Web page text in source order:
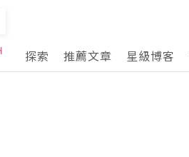
探索 推薦文章 星級博客